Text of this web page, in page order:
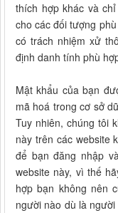
thích hợp khác và
cho các đối tượng
có trách nhiệm xử
định danh tính phù
Mật khẩu của bạn
mã hoá trong cơ sở
Tuy nhiên, chúng tôi
này trên các website
để bạn đăng nhập
website này, vì thế
hợp bạn không nên
người nào dù là